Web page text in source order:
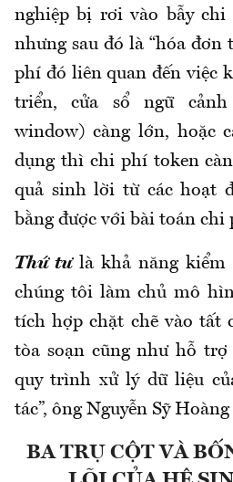
nghiệp bị rơi vào bẫy chi
nhưng sau đó là “hóa đơn
phí đó liên quan đến việc
triển, cửa sổ ngữ
window) càng lớn, hoặc
dụng thì chi phí token
quả sinh lời từ các hoạt
bằng được với bài toán chi
Thứ tưlà khả năng kiểm
chúng tôi làm chủ mô
tích hợp chặt chẽ vào tất
tòa soạn cũng như hỗ
quy trình xử lý dữ liệu
tác”, ông Nguyễn Sỹ
BA TRỤ CỘT VÀ